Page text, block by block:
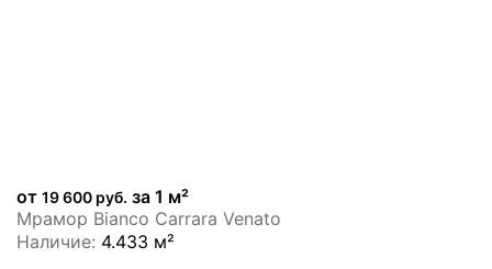
от 19 600 руб. за 1 м²
Мрамор Bianco Carrara Venato
Наличие: 4.433 м²